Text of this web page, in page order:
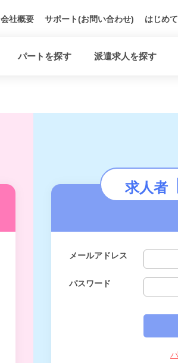
会社概要 サポート(お問い合わせ) はじめ
パートを探す 派遣求人を探す
求人者
メールアドレス
パスワード